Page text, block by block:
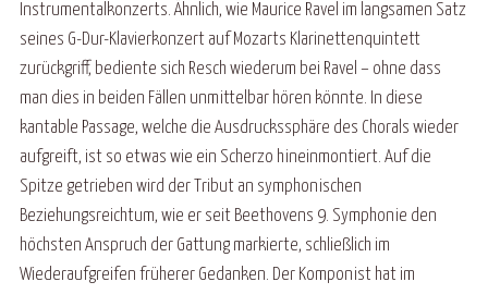
Instrumentalkonzerts. Ähnlich, wie Maurice Ravel im langsamen Satz
seines G-Dur-Klavierkonzert auf Mozarts Klarinettenquintett
zurückgriff, bediente sich Resch wiederum bei Ravel – ohne dass
man dies in beiden Fällen unmittelbar hören könnte. In diese
kantable Passage, welche die Ausdruckssphäre des Chorals wieder
aufgreift, ist so etwas wie ein Scherzo hineinmontiert. Auf die
Spitze getrieben wird der Tribut an symphonischen
Beziehungsreichtum, wie er seit Beethovens 9. Symphonie den
höchsten Anspruch der Gattung markierte, schließlich im
Wiederaufgreifen früherer Gedanken. Der Komponist hat im